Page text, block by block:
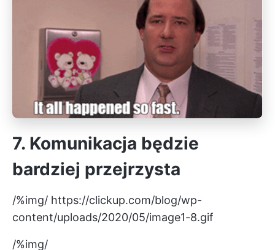
7. Komunikacja będzie
bardziej przejrzysta
/%img/ https://clickup.com/blog/wp-
content/uploads/2020/05/image1-8.gif
/%img/